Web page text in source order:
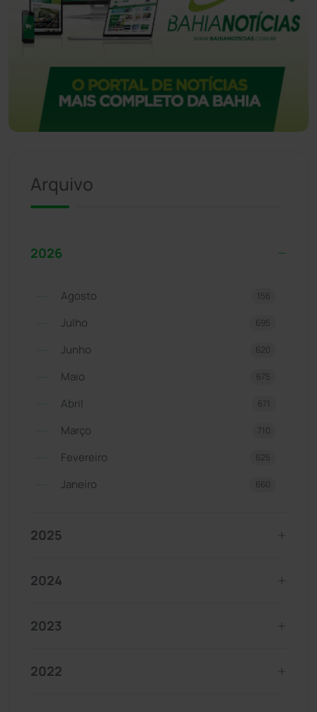
Arquivo
2026
Agosto 156
Julho 695
Junho 620
Maio 675
Abril 671
Março 710
Fevereiro 625
Janeiro 660
2025
2024
2023
2022